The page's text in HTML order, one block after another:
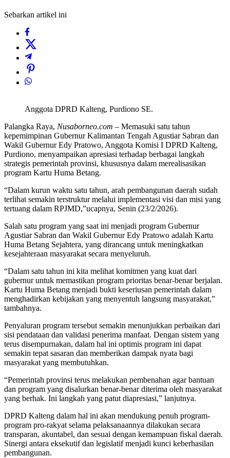
Sebarkan artikel ini
Anggota DPRD Kalteng, Purdiono SE.
Palangka Raya, Nusaborneo.com – Memasuki satu tahun
kepemimpinan Gubernur Kalimantan Tengah Agustiar Sabran dan
Wakil Gubernur Edy Pratowo, Anggota Komisi I DPRD Kalteng,
Purdiono, menyampaikan apresiasi terhadap berbagai langkah
strategis pemerintah provinsi, khususnya dalam merealisasikan
program Kartu Huma Betang.
“Dalam kurun waktu satu tahun, arah pembangunan daerah sudah
terlihat semakin terstruktur melalui implementasi visi dan misi yang
tertuang dalam RPJMD,”ucapnya, Senin (23/2/2026).
Salah satu program yang saat ini menjadi program Gubernur
Agustiar Sabran dan Wakil Gubernur Edy Pratowo adalah Kartu
Huma Betang Sejahtera, yang dirancang untuk meningkatkan
kesejahteraan masyarakat secara menyeluruh.
“Dalam satu tahun ini kita melihat komitmen yang kuat dari
gubernur untuk memastikan program prioritas benar-benar berjalan.
Kartu Huma Betang menjadi bukti keseriusan pemerintah dalam
menghadirkan kebijakan yang menyentuh langsung masyarakat,”
tambahnya.
Penyaluran program tersebut semakin menunjukkan perbaikan dari
sisi pendataan dan validasi penerima manfaat. Dengan sistem yang
terus disempurnakan, dalam hal ini optimis program ini dapat
semakin tepat sasaran dan memberikan dampak nyata bagi
masyarakat yang membutuhkan.
“Pemerintah provinsi terus melakukan pembenahan agar bantuan
dan program yang disalurkan benar-benar diterima oleh masyarakat
yang berhak. Ini langkah yang patut diapresiasi,” lanjutnya.
DPRD Kalteng dalam hal ini akan mendukung penuh program-
program pro-rakyat selama pelaksanaannya dilakukan secara
transparan, akuntabel, dan sesuai dengan kemampuan fiskal daerah.
Sinergi antara eksekutif dan legislatif menjadi kunci keberhasilan
pembangunan.